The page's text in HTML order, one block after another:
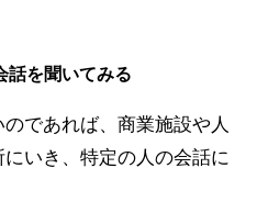
話を聞いてみる
であれば、商業施設や人
いき、特定の人の会話に